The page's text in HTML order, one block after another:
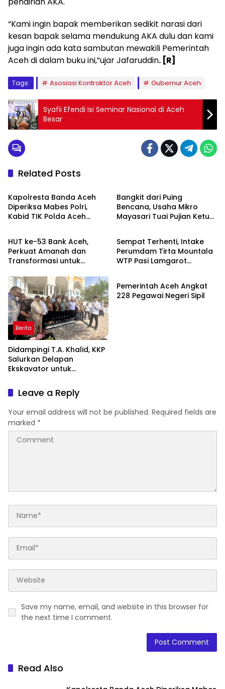
“Kami ingin bapak memberikan sedikit narasi dari
kesan bapak selama mendukung AKA dulu dan kami
juga ingin ada kata sambutan mewakili Pemerintah
Aceh di dalam buku ini,”ujar Jafaruddin. [R]
Tags: Asosiasi Kontraktor Aceh Gubernur Aceh
Syafii Efendi Isi Seminar Nasional di Aceh
Besar
Related Posts
Berita
Kapolresta Banda Aceh
Diperiksa Mabes Polri,
Kabid TIK Polda Aceh
Bangkit dari Puing
Bencana, Usaha Mikro
Mayasari Tuai Pujian Ketua
Ekonomi
HUT ke-53 Bank Aceh,
Perkuat Amanah dan
Transformasi untuk
Daerah
Sempat Terhenti, Intake
Perumdam Tirta Mountala
WTP Pasi Lamgarot
Berita
Didampingi T.A. Khalid, KKP
Salurkan Delapan
Ekskavator untuk
Pesisir Aceh
Headline
Pemerintah Aceh Angkat
228 Pegawai Negeri Sipil
Leave a Reply
Your email address will not be published. Required fields are
marked *
Save my name, email, and website in this browser for
the next time I comment.
Read Also